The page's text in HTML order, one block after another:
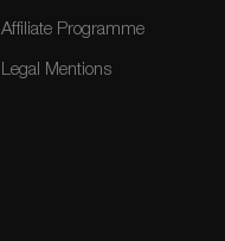
Affiliate Programme
Legal Mentions